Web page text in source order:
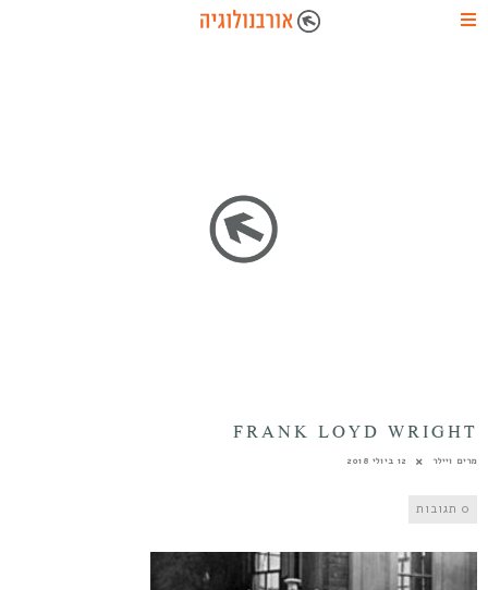
FRANK LOYD WRIGHT
מרים ויילר 12 ביולי 2018
0 תגובות